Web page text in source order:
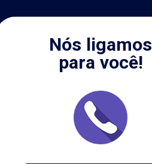
Nós ligamos
para você!